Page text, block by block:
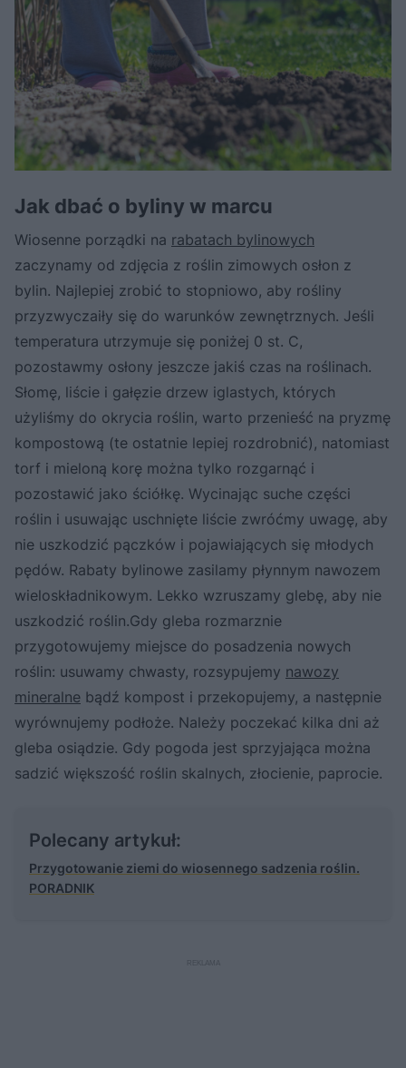
Jak dbać o byliny w marcu
Wiosenne porządki na rabatach bylinowych
zaczynamy od zdjęcia z roślin zimowych osłon z
bylin. Najlepiej zrobić to stopniowo, aby rośliny
przyzwyczaiły się do warunków zewnętrznych. Jeśli
temperatura utrzymuje się poniżej 0 st. C,
pozostawmy osłony jeszcze jakiś czas na roślinach.
Słomę, liście i gałęzie drzew iglastych, których
użyliśmy do okrycia roślin, warto przenieść na pryzmę
kompostową (te ostatnie lepiej rozdrobnić), natomiast
torf i mieloną korę można tylko rozgarnąć i
pozostawić jako ściółkę. Wycinając suche części
roślin i usuwając uschnięte liście zwróćmy uwagę, aby
nie uszkodzić pączków i pojawiających się młodych
pędów. Rabaty bylinowe zasilamy płynnym nawozem
wieloskładnikowym. Lekko wzruszamy glebę, aby nie
uszkodzić roślin.Gdy gleba rozmarznie
przygotowujemy miejsce do posadzenia nowych
roślin: usuwamy chwasty, rozsypujemy nawozy
mineralne bądź kompost i przekopujemy, a następnie
wyrównujemy podłoże. Należy poczekać kilka dni aż
gleba osiądzie. Gdy pogoda jest sprzyjająca można
sadzić większość roślin skalnych, złocienie, paprocie.
Polecany artykuł:
Przygotowanie ziemi do wiosennego sadzenia roślin.
PORADNIK